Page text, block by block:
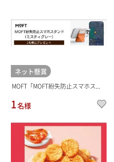
ネット懸賞
MOFT「MOFT紛失防止スマホス...
1名様